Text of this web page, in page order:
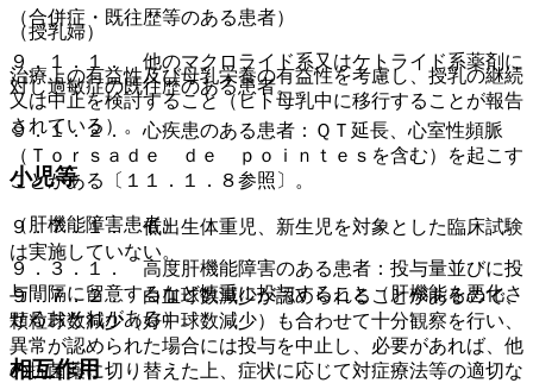
（授乳婦）
治療上の有益性及び母乳栄養の有益性を考慮し、授乳の継続
又は中止を検討すること（ヒト母乳中に移行することが報告
されている）。
小児等
９．７．１． 低出生体重児、新生児を対象とした臨床試験
は実施していない。
９．７．２． 白血球数減少が認められることがあるので、
顆粒球数減少（好中球数減少）も合わせて十分観察を行い、
異常が認められた場合には投与を中止し、必要があれば、他
の抗菌薬に切り替えた上、症状に応じて対症療法等の適切な
（合併症・既往歴等のある患者）
９．１．１． 他のマクロライド系又はケトライド系薬剤に
対し過敏症の既往歴のある患者。
９．１．２． 心疾患のある患者：ＱＴ延長、心室性頻脈
（Ｔｏｒｓａｄｅ ｄｅ ｐｏｉｎｔｅｓを含む）を起こす
ことがある〔１１．１．８参照〕。
（肝機能障害患者）
９．３．１． 高度肝機能障害のある患者：投与量並びに投
与間隔に留意するなど慎重に投与すること（肝機能を悪化さ
せるおそれがある）。
相互作用